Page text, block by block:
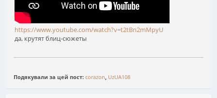
https://www.youtube.com/watch?v=t2tBn2mMpyU
да, крутят блиц-сюжеты
Подякували за цей пост: corazon UzUA108